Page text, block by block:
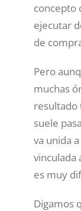
concepto
ejecutar
de
Pero
muchas
resultado
suele
va unida
vinculada
es muy
Digamos